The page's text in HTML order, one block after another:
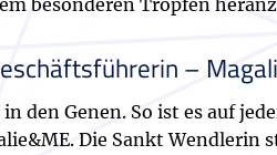
besonderen Tropfen
–
den Genen. So ist es auf
Die Sankt Wendlerin